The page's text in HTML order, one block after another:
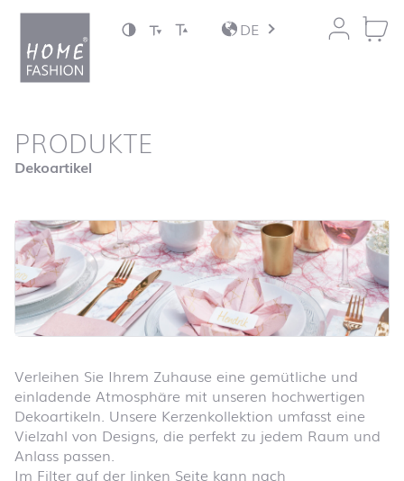
Zum Inhalt springen
DE
Startseite
PRODUKTE
Dekoartikel
Verleihen Sie Ihrem Zuhause eine gemütliche und
einladende Atmosphäre mit unseren hochwertigen
Dekoartikeln. Unsere Kerzenkollektion umfasst eine
Vielzahl von Designs, die perfekt zu jedem Raum und
Anlass passen.
Im Filter auf der linken Seite kann nach